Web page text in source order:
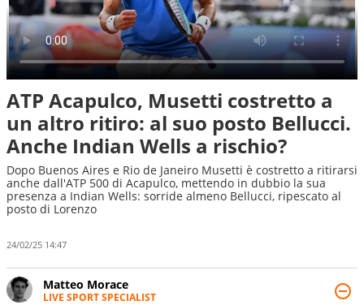
ATP Acapulco, Musetti costretto a
un altro ritiro: al suo posto Bellucci.
Anche Indian Wells a rischio?
Dopo Buenos Aires e Rio de Janeiro Musetti è costretto a ritirarsi
anche dall'ATP 500 di Acapulco, mettendo in dubbio la sua
presenza a Indian Wells: sorride almeno Bellucci, ripescato al
posto di Lorenzo
24/02/25 14:47
Matteo Morace
LIVE SPORT SPECIALIST